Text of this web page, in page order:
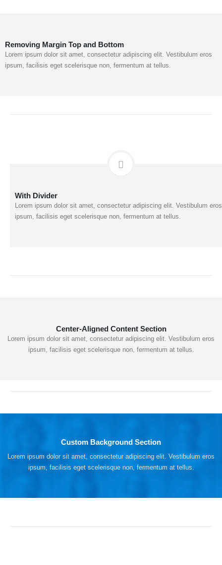
Removing Margin Top and Bottom
Lorem ipsum dolor sit amet, consectetur adipiscing elit. Vestibulum eros
ipsum, facilisis eget scelerisque non, fermentum at tellus.
With Divider
Lorem ipsum dolor sit amet, consectetur adipiscing elit. Vestibulum eros
ipsum, facilisis eget scelerisque non, fermentum at tellus.
Center-Aligned Content Section
Lorem ipsum dolor sit amet, consectetur adipiscing elit. Vestibulum eros
ipsum, facilisis eget scelerisque non, fermentum at tellus.
Custom Background Section
Lorem ipsum dolor sit amet, consectetur adipiscing elit. Vestibulum eros
ipsum, facilisis eget scelerisque non, fermentum at tellus.